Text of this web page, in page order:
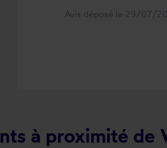
Avis déposé le 29/07/
à proximité de